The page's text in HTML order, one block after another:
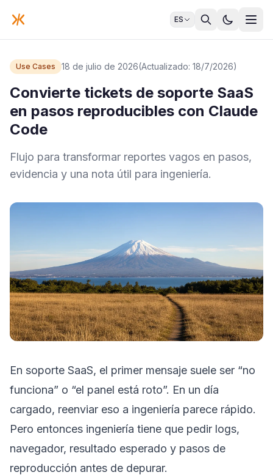
ES
Use Cases 18 de julio de 2026(Actualizado: 18/7/2026)
Convierte tickets de soporte SaaS
en pasos reproducibles con Claude
Code
Flujo para transformar reportes vagos en pasos,
evidencia y una nota útil para ingeniería.
En soporte SaaS, el primer mensaje suele ser “no
funciona” o “el panel está roto”. En un día
cargado, reenviar eso a ingeniería parece rápido.
Pero entonces ingeniería tiene que pedir logs,
navegador, resultado esperado y pasos de
reproducción antes de depurar.